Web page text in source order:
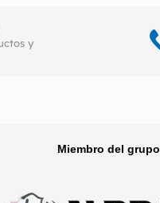
y
Miembro del grupo